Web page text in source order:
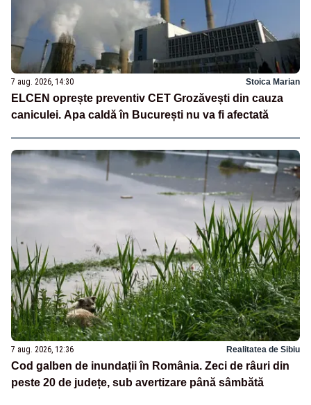
7 aug. 2026, 14:30 Stoica Marian
ELCEN oprește preventiv CET Grozăvești din cauza
caniculei. Apa caldă în București nu va fi afectată
7 aug. 2026, 12:36 Realitatea de Sibiu
Cod galben de inundații în România. Zeci de râuri din
peste 20 de județe, sub avertizare până sâmbătă